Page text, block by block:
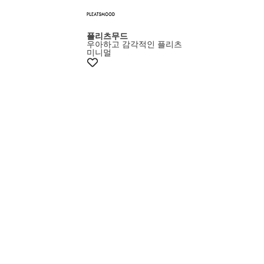
플리츠무드
우아하고 감각적인 플리츠
미니멀